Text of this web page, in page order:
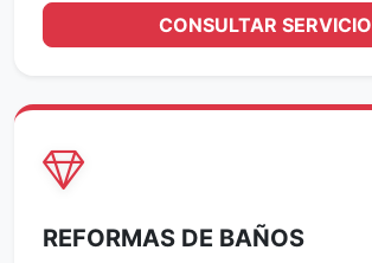
CONSULTAR SERVICIO
REFORMAS DE BAÑOS